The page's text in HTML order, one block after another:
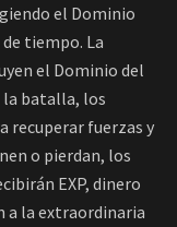
el Dominio
tiempo. La
el Dominio del
batalla, los
recuperar fuerzas y
o pierdan, los
EXP, dinero
a la extraordinaria